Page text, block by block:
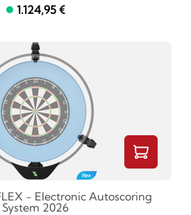
1.124,95 €
- Electronic Autoscoring
System 2026